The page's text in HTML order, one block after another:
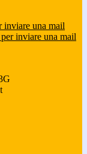
inviare una mail
inviare una mail